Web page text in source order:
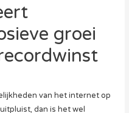
groei
van het internet op
dan is het wel